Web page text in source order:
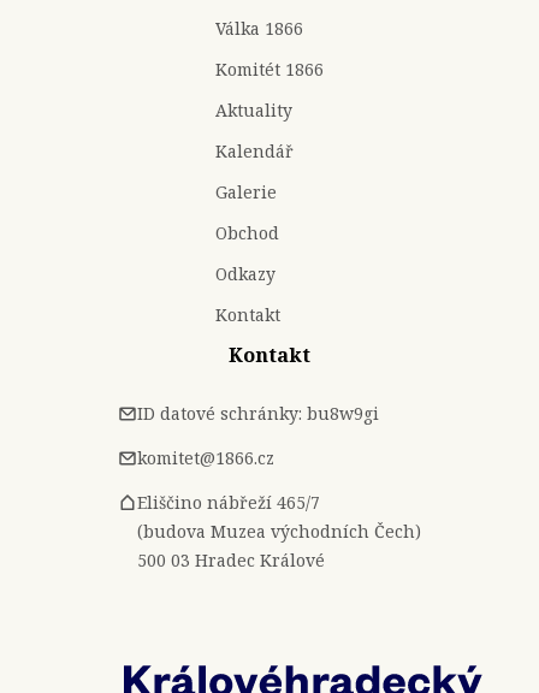
Válka 1866
Komitét 1866
Aktuality
Kalendář
Galerie
Obchod
Odkazy
Kontakt
Kontakt
ID datové schránky: bu8w9gi
komitet@1866.cz
Eliščino nábřeží 465/7
(budova Muzea východních Čech)
500 03 Hradec Králové